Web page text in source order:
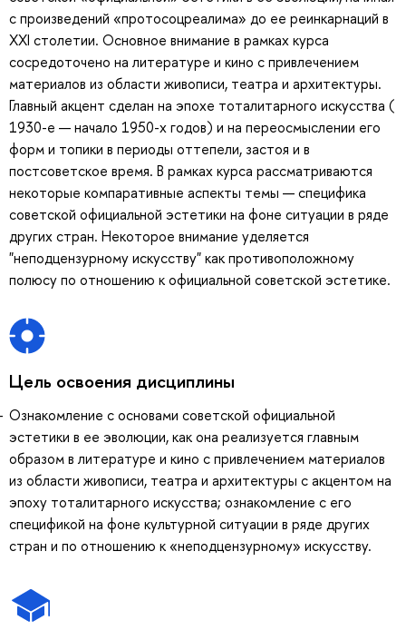
с произведений «протосоцреалима» до ее реинкарнаций в
XXI столетии. Основное внимание в рамках курса
сосредоточено на литературе и кино с привлечением
материалов из области живописи, театра и архитектуры.
Главный акцент сделан на эпохе тоталитарного искусства (
1930-е — начало 1950-х годов) и на переосмыслении его
форм и топики в периоды оттепели, застоя и в
постсоветское время. В рамках курса рассматриваются
некоторые компаративные аспекты темы — специфика
советской официальной эстетики на фоне ситуации в ряде
других стран. Некоторое внимание уделяется
"неподцензурному искусству" как противоположному
полюсу по отношению к официальной советской эстетике.
Цель освоения дисциплины
Ознакомление с основами советской официальной
эстетики в ее эволюции, как она реализуется главным
образом в литературе и кино с привлечением материалов
из области живописи, театра и архитектуры с акцентом на
эпоху тоталитарного искусства; ознакомление с его
спецификой на фоне культурной ситуации в ряде других
стран и по отношению к «неподцензурному» искусству.